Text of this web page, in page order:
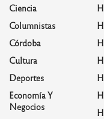
Ciencia
Columnistas
Córdoba
Cultura
Deportes
Economía Y
Negocios